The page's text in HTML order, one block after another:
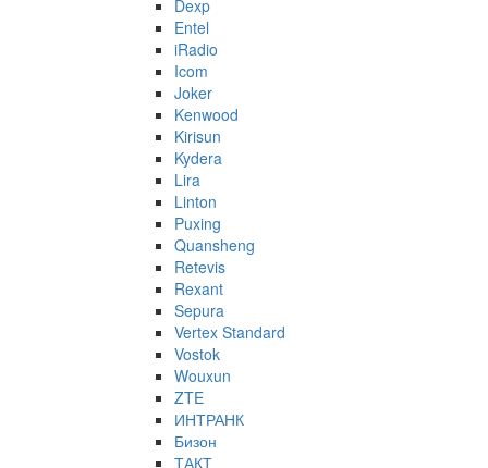
Dexp
Entel
iRadio
Icom
Joker
Kenwood
Kirisun
Kydera
Lira
Linton
Puxing
Quansheng
Retevis
Rexant
Sepura
Vertex Standard
Vostok
Wouxun
ZTE
ИНТРАНК
Бизон
ТАКТ